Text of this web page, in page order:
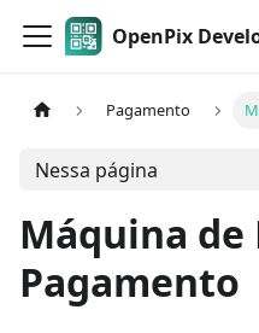
OpenPix
Pagamento
Nessa página
Máquina de
Pagamento